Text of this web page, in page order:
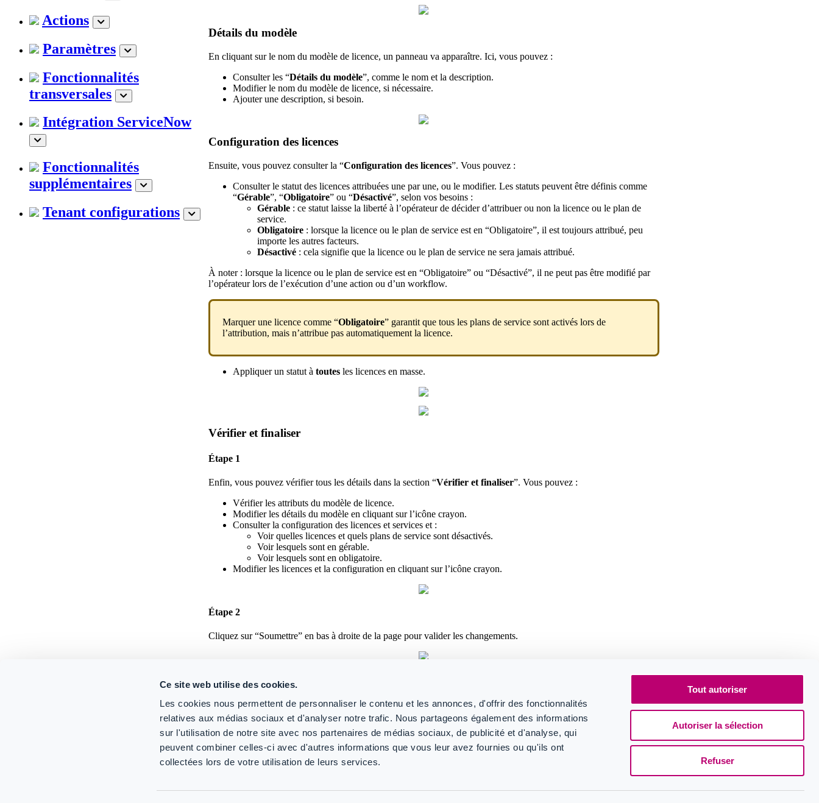
Ce site web utilise des cookies.
Les cookies nous permettent de personnaliser le contenu et les annonces, d'offrir des fonctionnalités
relatives aux médias sociaux et d'analyser notre trafic. Nous partageons également des informations
sur l'utilisation de notre site avec nos partenaires de médias sociaux, de publicité et d'analyse, qui
peuvent combiner celles-ci avec d'autres informations que vous leur avez fournies ou qu'ils ont
collectées lors de votre utilisation de leurs services.
Tout autoriser
Autoriser la sélection
Refuser
Actions
Paramètres
Fonctionnalités
transversales
Intégration ServiceNow
Fonctionnalités
supplémentaires
Tenant configurations
Détails du modèle
En cliquant sur le nom du modèle de licence, un panneau va apparaître. Ici, vous pouvez :
Consulter les “Détails du modèle”, comme le nom et la description.
Modifier le nom du modèle de licence, si nécessaire.
Ajouter une description, si besoin.
Configuration des licences
Ensuite, vous pouvez consulter la “Configuration des licences”. Vous pouvez :
Consulter le statut des licences attribuées une par une, ou le modifier. Les statuts peuvent être définis comme
“Gérable”, “Obligatoire” ou “Désactivé”, selon vos besoins :
Gérable : ce statut laisse la liberté à l’opérateur de décider d’attribuer ou non la licence ou le plan de
service.
Obligatoire : lorsque la licence ou le plan de service est en “Obligatoire”, il est toujours attribué, peu
importe les autres facteurs.
Désactivé : cela signifie que la licence ou le plan de service ne sera jamais attribué.
À noter : lorsque la licence ou le plan de service est en “Obligatoire” ou “Désactivé”, il ne peut pas être modifié par
l’opérateur lors de l’exécution d’une action ou d’un workflow.
Marquer une licence comme “Obligatoire” garantit que tous les plans de service sont activés lors de
l’attribution, mais n’attribue pas automatiquement la licence.
Appliquer un statut à toutes les licences en masse.
Vérifier et finaliser
Étape 1
Enfin, vous pouvez vérifier tous les détails dans la section “Vérifier et finaliser”. Vous pouvez :
Vérifier les attributs du modèle de licence.
Modifier les détails du modèle en cliquant sur l’icône crayon.
Consulter la configuration des licences et services et :
Voir quelles licences et quels plans de service sont désactivés.
Voir lesquels sont en gérable.
Voir lesquels sont en obligatoire.
Modifier les licences et la configuration en cliquant sur l’icône crayon.
Étape 2
Cliquez sur “Soumettre” en bas à droite de la page pour valider les changements.
Related Articles
Modèles de licences : vue d’ensemble
Modèles
DID THIS PAGE HELP YOU?
YES NO
d'utilisation
confidentialité
directrices